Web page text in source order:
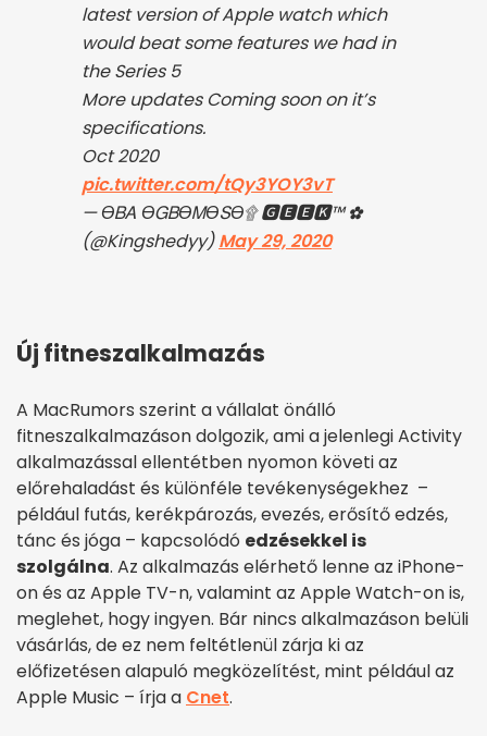
latest version of Apple watch which
would beat some features we had in
the Series 5
More updates Coming soon on it’s
specifications.
Oct 2020
pic.twitter.com/tQy3YOY3vT
— ϴᏴᎪ ϴᏀᏴϴᎷϴՏϴ۩ 🅶🅴🅴🅺™ ✿
(@Kingshedyy)May 29, 2020
Új fitneszalkalmazás
A MacRumors szerint a vállalat önálló
fitneszalkalmazáson dolgozik, ami a jelenlegi Activity
alkalmazással ellentétben nyomon követi az
előrehaladást és különféle tevékenységekhez –
például futás, kerékpározás, evezés, erősítő edzés,
tánc és jóga – kapcsolódó edzésekkel is
szolgálna. Az alkalmazás elérhető lenne az iPhone-
on és az Apple TV-n, valamint az Apple Watch-on is,
meglehet, hogy ingyen. Bár nincs alkalmazáson belüli
vásárlás, de ez nem feltétlenül zárja ki az
előfizetésen alapuló megközelítést, mint például az
Apple Music – írja a Cnet.